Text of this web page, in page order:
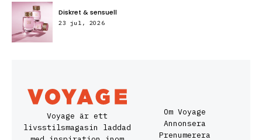
Diskret & sensuell
23 jul, 2026
Voyage är ett
livsstilsmagasin laddad
Om Voyage
Annonsera
Prenumerera